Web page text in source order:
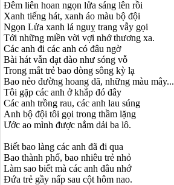
Đêm liên hoan ngọn lửa sáng lên rồi
Xanh tiếng hát, xanh áo màu bộ đội
Ngọn Lửa xanh lá nguỵ trang vẫy gọi
Tới những miền vời vợi nhớ thương xa.
Các anh đi các anh có đâu ngờ
Bài hát vẫn dạt dào như sóng vỗ
Trong mắt trẻ bao dòng sông kỳ lạ
Bao nẻo đường hoang dã, những màu mây...
Tôi gặp các anh ở khắp đó đây
Các anh trồng rau, các anh lau súng
Anh bộ đội tôi gọi trong thầm lặng
Ước ao mình được nắm dải ba lô.
Biết bao làng các anh đã đi qua
Bao thành phố, bao nhiêu trẻ nhỏ
Làm sao biết mà các anh đâu nhớ
Đứa trẻ gầy nấp sau cột hôm nao.